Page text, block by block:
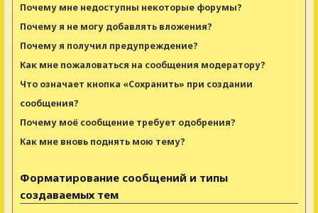
Почему мне недоступны некоторые форумы?
Почему я не могу добавлять вложения?
Почему я получил предупреждение?
Как мне пожаловаться на сообщения модератору?
Что означает кнопка «Сохранить» при создании
сообщения?
Почему моё сообщение требует одобрения?
Как мне вновь поднять мою тему?
Форматирование сообщений и типы
создаваемых тем